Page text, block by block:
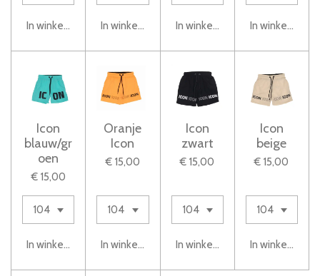
In winkelwagen In winkelwagen In winkelwagen In winkelwagen
Icon
blauw/gr
oen
€ 15,00
In winkelwagen
Oranje
Icon
€ 15,00
In winkelwagen
Icon
zwart
€ 15,00
In winkelwagen
Icon
beige
€ 15,00
In winkelwagen